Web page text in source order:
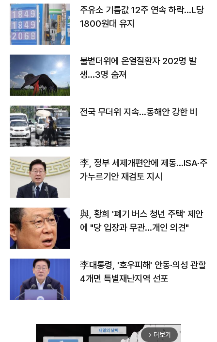
주유소 기름값 12주 연속 하락…L당
1800원대 유지
불볕더위에 온열질환자 202명 발
생…3명 숨져
전국 무더위 지속…동해안 강한 비
李, 정부 세제개편안에 제동…ISA·주
가누르기안 재검토 지시
與, 황희 '폐기 버스 청년 주택' 제안
에 "당 입장과 무관…개인 의견"
李대통령, '호우피해' 안동·의성 관할
4개면 특별재난지역 선포
arrow_forward_ios 더보기